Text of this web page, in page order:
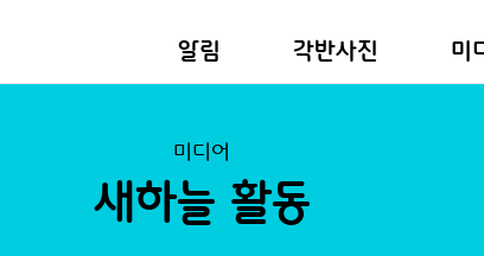
알림 각반사진 미
미디어
새하늘 활동